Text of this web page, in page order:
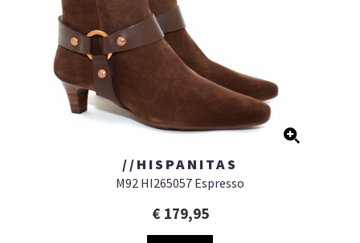
//HISPANITAS
M92 HI265057 Espresso
€ 179,95